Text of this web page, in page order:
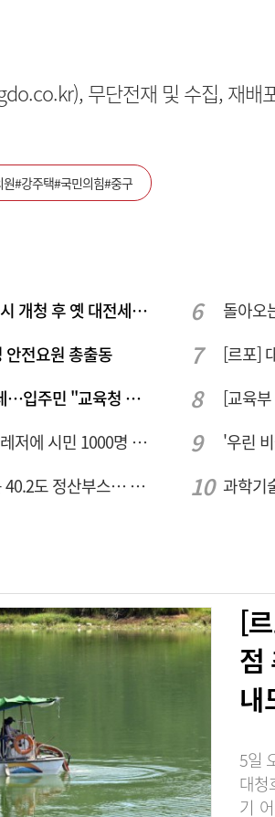
무단전재 및 수집, 재배
#강주택#국민의힘#중구
대전 중수청, 세종 임시 개청 후 옛 대전세무서 부지로 이전 추진
안전요원 총출동
학교 믿고 입주했는데…입주민 "교육청 중재 나서라"
부산 동구, 북항 해양레저에 시민 1000명 모였다
[르포] 선풍기도 없는 40.2도 정산부스… 폭염 속 공영주차장 근로자
[
점
내
5일
대청
기